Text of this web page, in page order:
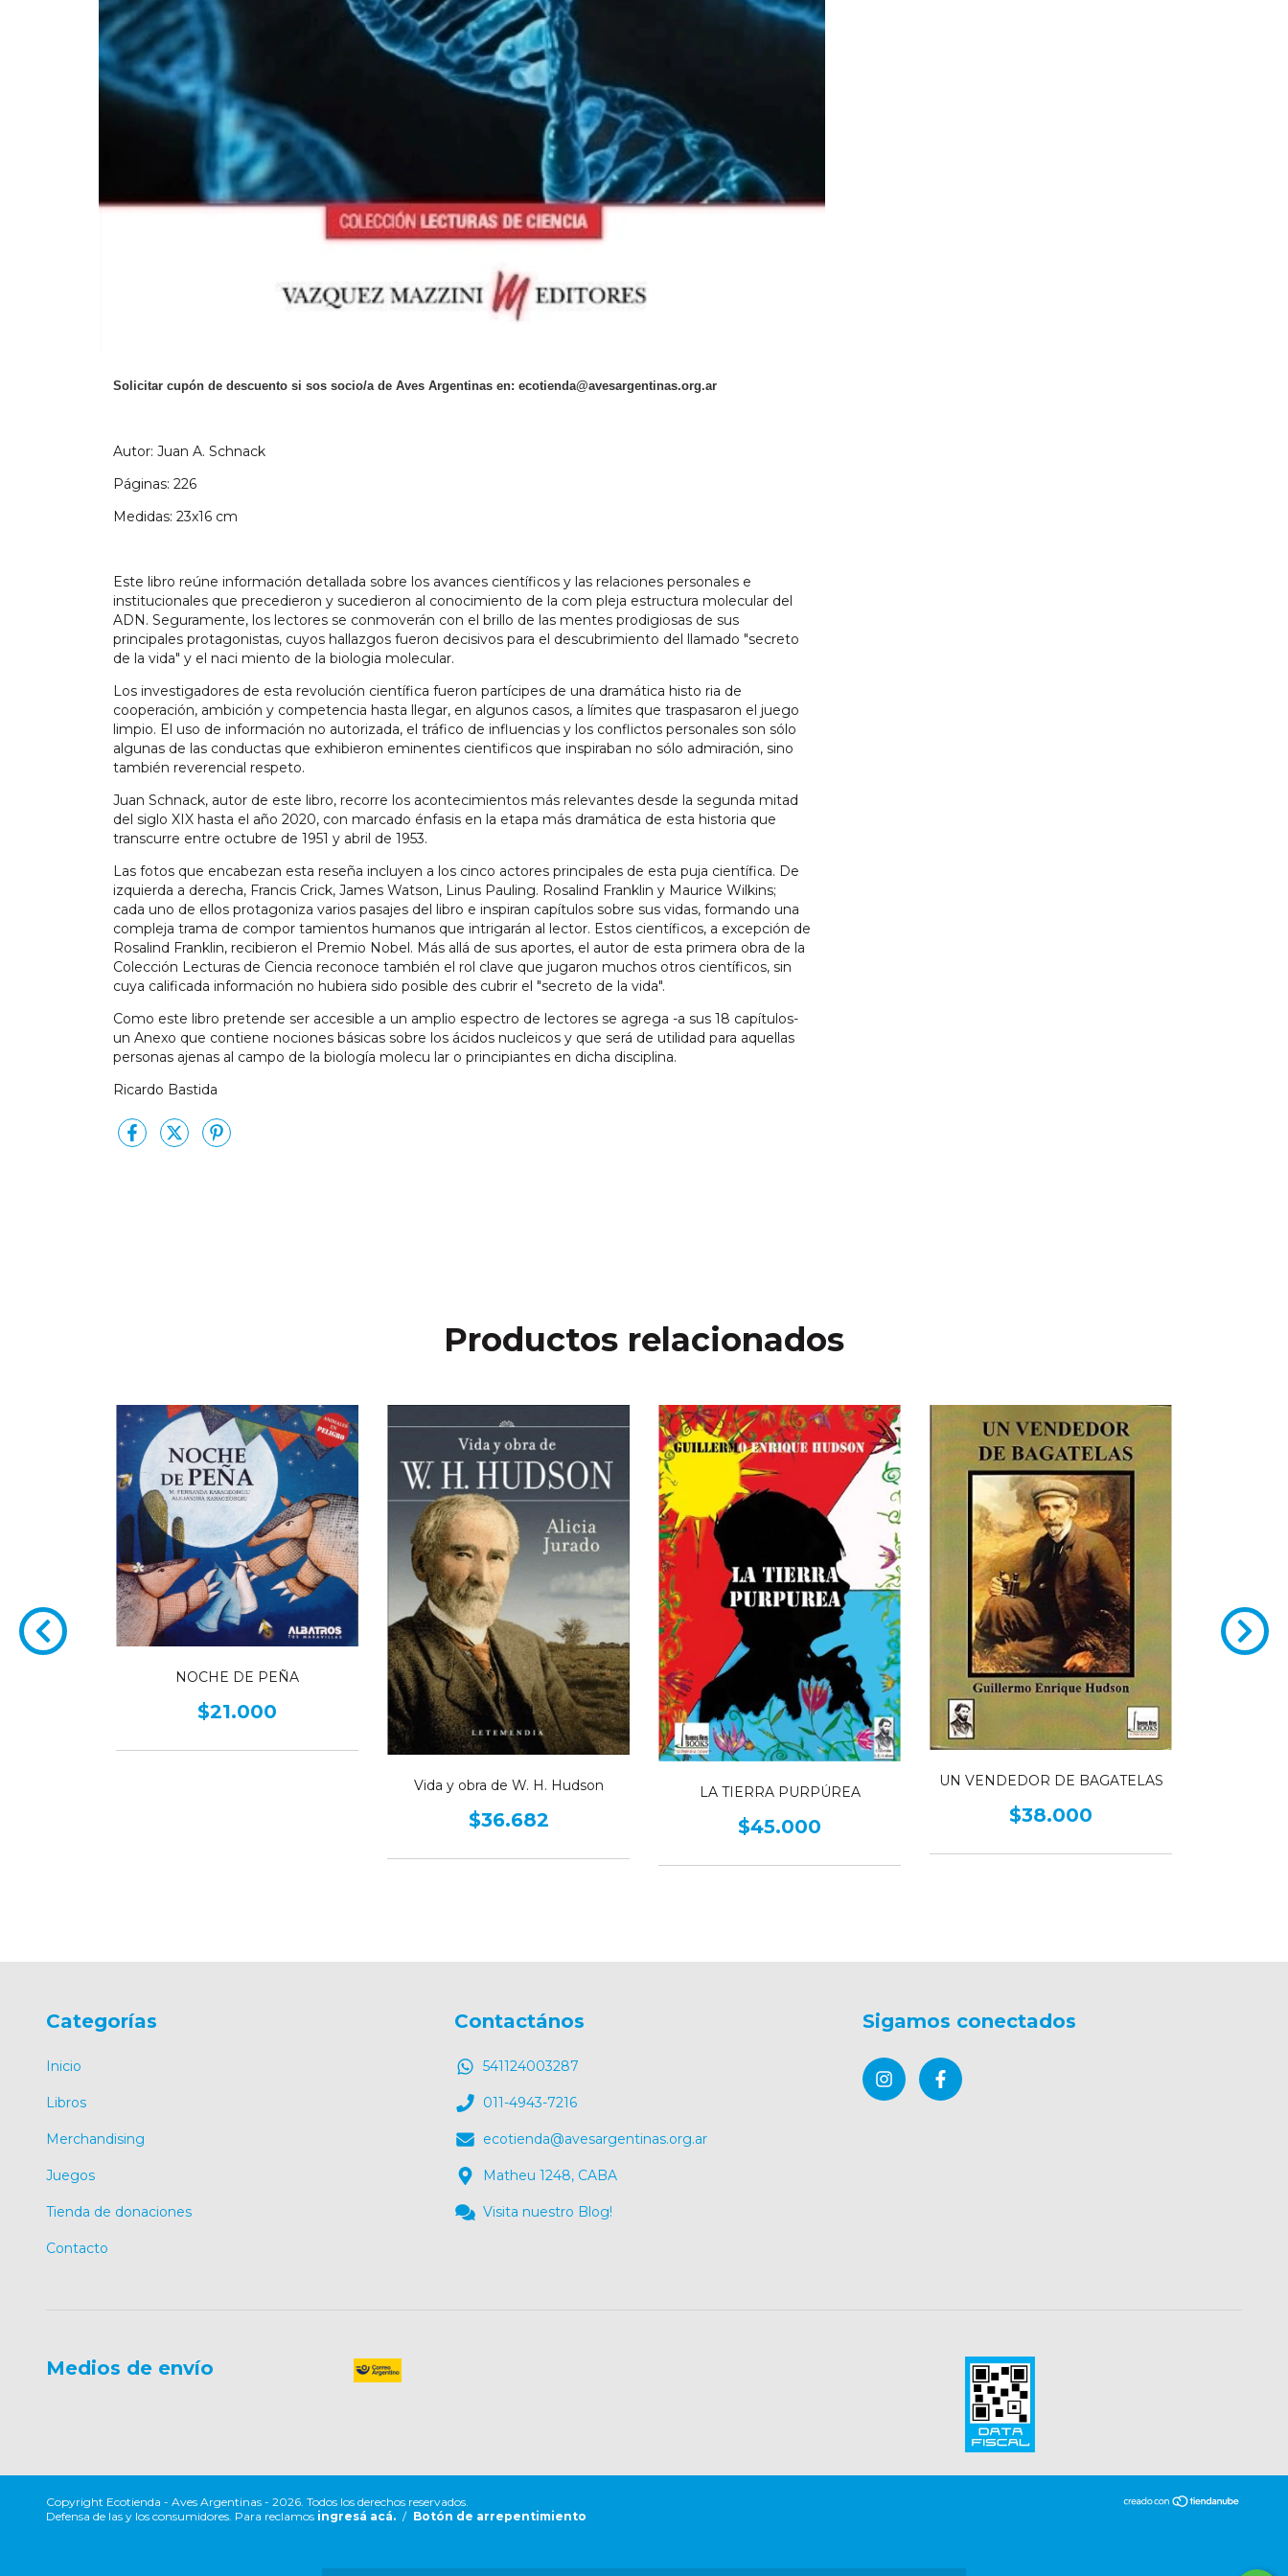
Solicitar cupón de descuento si sos socio/a de Aves Argentinas en: ecotienda@avesargentinas.org.ar
Autor: Juan A. Schnack
Páginas: 226
Medidas: 23x16 cm
Este libro reúne información detallada sobre los avances científicos y las relaciones personales e
institucionales que precedieron y sucedieron al conocimiento de la com pleja estructura molecular del
ADN. Seguramente, los lectores se conmoverán con el brillo de las mentes prodigiosas de sus
principales protagonistas, cuyos hallazgos fueron decisivos para el descubrimiento del llamado "secreto
de la vida" y el naci miento de la biologia molecular.
Los investigadores de esta revolución científica fueron partícipes de una dramática histo ria de
cooperación, ambición y competencia hasta llegar, en algunos casos, a límites que traspasaron el juego
limpio. El uso de información no autorizada, el tráfico de influencias y los conflictos personales son sólo
algunas de las conductas que exhibieron eminentes cientificos que inspiraban no sólo admiración, sino
también reverencial respeto.
Juan Schnack, autor de este libro, recorre los acontecimientos más relevantes desde la segunda mitad
del siglo XIX hasta el año 2020, con marcado énfasis en la etapa más dramática de esta historia que
transcurre entre octubre de 1951 y abril de 1953.
Las fotos que encabezan esta reseña incluyen a los cinco actores principales de esta puja científica. De
izquierda a derecha, Francis Crick, James Watson, Linus Pauling. Rosalind Franklin y Maurice Wilkins;
cada uno de ellos protagoniza varios pasajes del libro e inspiran capítulos sobre sus vidas, formando una
compleja trama de compor tamientos humanos que intrigarán al lector. Estos científicos, a excepción de
Rosalind Franklin, recibieron el Premio Nobel. Más allá de sus aportes, el autor de esta primera obra de la
Colección Lecturas de Ciencia reconoce también el rol clave que jugaron muchos otros científicos, sin
cuya calificada información no hubiera sido posible des cubrir el "secreto de la vida".
Como este libro pretende ser accesible a un amplio espectro de lectores se agrega -a sus 18 capítulos-
un Anexo que contiene nociones básicas sobre los ácidos nucleicos y que será de utilidad para aquellas
personas ajenas al campo de la biología molecu lar o principiantes en dicha disciplina.
Ricardo Bastida
Productos relacionados
NOCHE DE PEÑA
$21.000
Vida y obra de W. H. Hudson
$36.682
LA TIERRA PURPÚREA
$45.000
UN VENDEDOR DE BAGATELAS
$38.000
Categorías
Inicio
Libros
Merchandising
Juegos
Tienda de donaciones
Contacto
Contactános
541124003287
011-4943-7216
ecotienda@avesargentinas.org.ar
Matheu 1248, CABA
Visita nuestro Blog!
Sigamos conectados
Medios de envío
Copyright Ecotienda - Aves Argentinas - 2026. Todos los derechos reservados.
Defensa de las y los consumidores. Para reclamos ingresá acá. / Botón de arrepentimiento